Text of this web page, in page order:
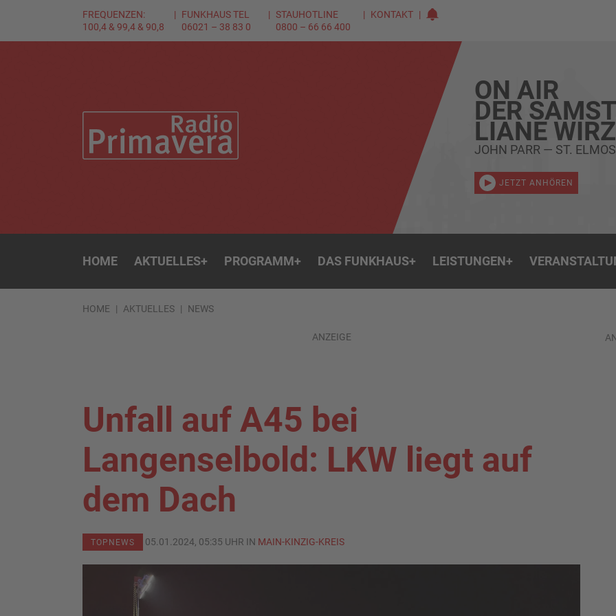
FREQUENZEN:
100,4 & 99,4 & 90,8
FUNKHAUS TEL
06021 – 38 83 0
STAUHOTLINE
0800 – 66 66 400
KONTAKT
ON AIR
DER
LIANE
JOHN PARR — ST.
JETZT ANHÖREN
HOME AKTUELLES+ PROGRAMM+ DAS FUNKHAUS+ LEISTUNGEN+
HOME AKTUELLES NEWS
ANZEIGE
Unfall auf A45 bei
Langenselbold: LKW liegt auf
dem Dach
TOPNEWS 05.01.2024, 05:35 UHR IN MAIN-KINZIG-KREIS